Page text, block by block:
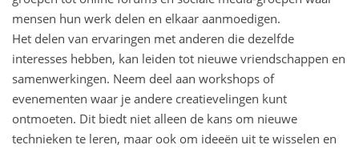
mensen hun werk delen en elkaar aanmoedigen.
Het delen van ervaringen met anderen die dezelfde
interesses hebben, kan leiden tot nieuwe vriendschappen en
samenwerkingen. Neem deel aan workshops of
evenementen waar je andere creatievelingen kunt
ontmoeten. Dit biedt niet alleen de kans om nieuwe
technieken te leren, maar ook om ideeën uit te wisselen en